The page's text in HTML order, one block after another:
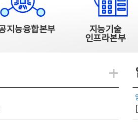
지능융합본부
지능기술
인프라본부
지식관